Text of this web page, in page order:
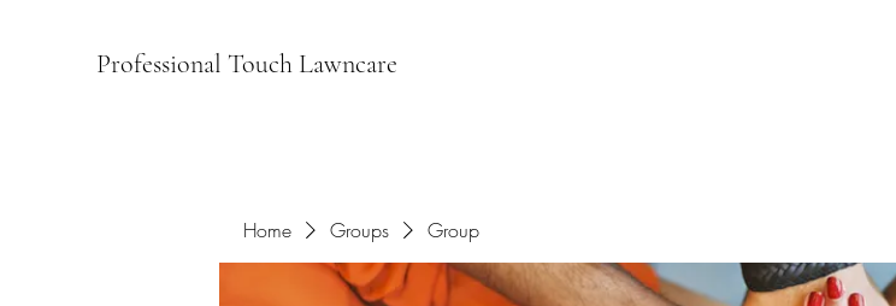
Professional Touch Lawncare
Home Groups Group